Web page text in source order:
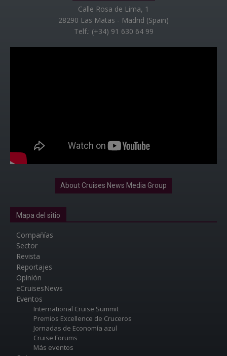
Calle Rosa de Lima, 1
28290 Las Matas - Madrid (Spain)
Telf.: (+34) 91 630 64 99
About Cruises News Media Group
Mapa del sitio
Compañías
Sector
Revista
Reportajes
Opinión
eCruisesNews
Eventos
International Cruise Summit
Premios Excellence de Cruceros
Jornadas de Economía azul
Cruise Forums
Más eventos